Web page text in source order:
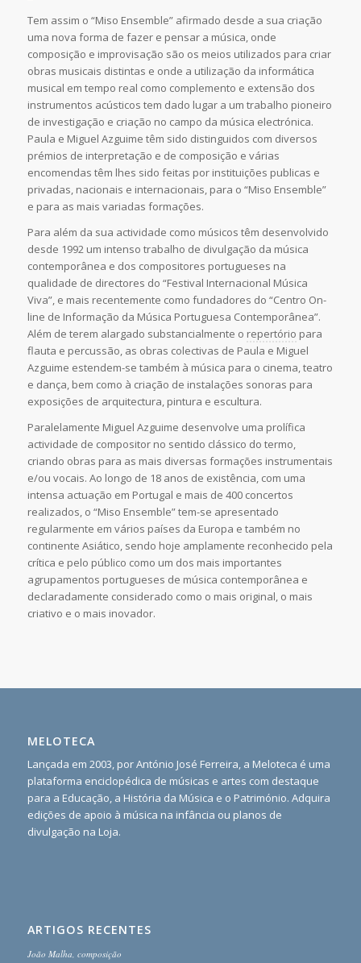
Tem assim o “Miso Ensemble” afirmado desde a sua criação
uma nova forma de fazer e pensar a música, onde
composição e improvisação são os meios utilizados para criar
obras musicais distintas e onde a utilização da informática
musical em tempo real como complemento e extensão dos
instrumentos acústicos tem dado lugar a um trabalho pioneiro
de investigação e criação no campo da música electrónica.
Paula e Miguel Azguime têm sido distinguidos com diversos
prémios de interpretação e de composição e várias
encomendas têm lhes sido feitas por instituições publicas e
privadas, nacionais e internacionais, para o “Miso Ensemble”
e para as mais variadas formações.
Para além da sua actividade como músicos têm desenvolvido
desde 1992 um intenso trabalho de divulgação da música
contemporânea e dos compositores portugueses na
qualidade de directores do “Festival Internacional Música
Viva”, e mais recentemente como fundadores do “Centro On-
line de Informação da Música Portuguesa Contemporânea”.
Além de terem alargado substancialmente o repertório para
flauta e percussão, as obras colectivas de Paula e Miguel
Azguime estendem-se também à música para o cinema, teatro
e dança, bem como à criação de instalações sonoras para
exposições de arquitectura, pintura e escultura.
Paralelamente Miguel Azguime desenvolve uma prolífica
actividade de compositor no sentido clássico do termo,
criando obras para as mais diversas formações instrumentais
e/ou vocais. Ao longo de 18 anos de existência, com uma
intensa actuação em Portugal e mais de 400 concertos
realizados, o “Miso Ensemble” tem-se apresentado
regularmente em vários países da Europa e também no
continente Asiático, sendo hoje amplamente reconhecido pela
crítica e pelo público como um dos mais importantes
agrupamentos portugueses de música contemporânea e
declaradamente considerado como o mais original, o mais
criativo e o mais inovador.
MELOTECA
Lançada em 2003, por António José Ferreira, a Meloteca é uma
plataforma enciclopédica de músicas e artes com destaque
para a Educação, a História da Música e o Património. Adquira
edições de apoio à música na infância ou planos de
divulgação na Loja.
ARTIGOS RECENTES
João Malha, composição